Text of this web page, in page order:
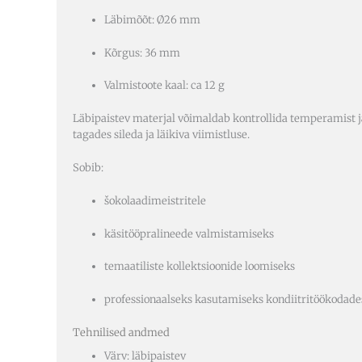
Läbimõõt: Ø26 mm
Kõrgus: 36 mm
Valmistoote kaal: ca 12 g
Läbipaistev materjal võimaldab kontrollida temperamist
tagades sileda ja läikiva viimistluse.
Sobib:
šokolaadimeistritele
käsitööpralineede valmistamiseks
temaatiliste kollektsioonide loomiseks
professionaalseks kasutamiseks
Tehnilised andmed
Värv: läbipaistev